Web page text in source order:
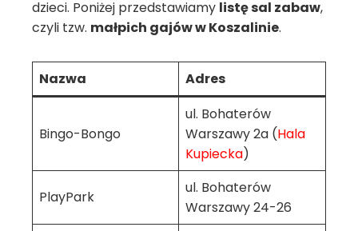
dzieci. Poniżej przedstawiamy listę sal zabaw,
czyli tzw. małpich gajów w Koszalinie.
Nazwa Adres
Bingo-Bongo
ul. Bohaterów
Warszawy 2a (Hala
Kupiecka)
PlayPark
ul. Bohaterów
Warszawy 24-26